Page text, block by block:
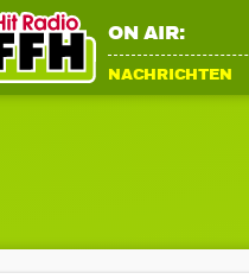
ON AIR:
NACHRICHTEN